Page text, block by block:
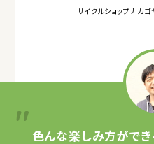
サイクルショップナカゴ
色んな楽しみ方ができ